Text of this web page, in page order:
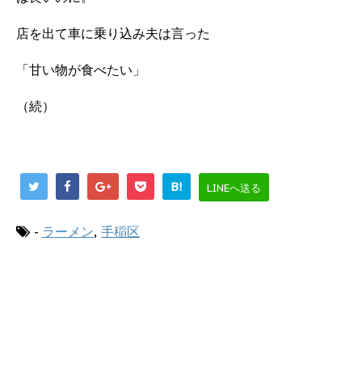
店を出て車に乗り込み夫は言った
「甘い物が食べたい」
（続）
B! LINEへ送る
- ラーメン, 手稲区